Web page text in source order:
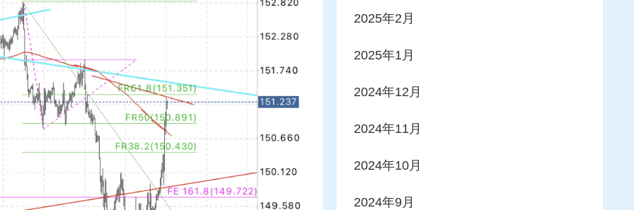
2025年2月
2025年1月
2024年12月
2024年11月
2024年10月
2024年9月